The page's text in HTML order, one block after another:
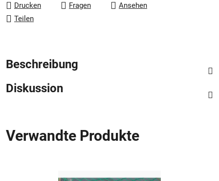
Drucken Fragen
Ansehen
Teilen
Beschreibung
Diskussion
Verwandte Produkte